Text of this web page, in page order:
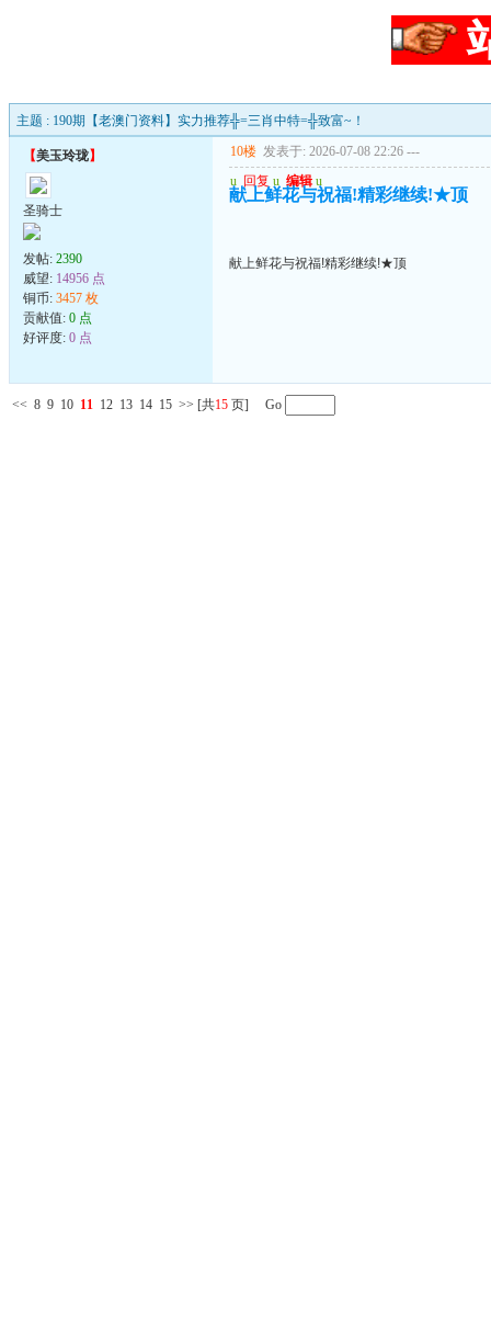
主题 : 190期【老澳门资料】实力推荐╬=三肖中特=╬致富~！
【美玉玲珑】
圣骑士
发帖: 2390
威望: 14956 点
铜币: 3457 枚
贡献值: 0 点
好评度: 0 点
10楼 发表于: 2026-07-08 22:26 ---
u 回复 u 编辑 u
献上鲜花与祝福!精彩继续!★顶
献上鲜花与祝福!精彩继续!★顶
<< 8 9 10 11 12 13 14 15 >> [共15 页] Go